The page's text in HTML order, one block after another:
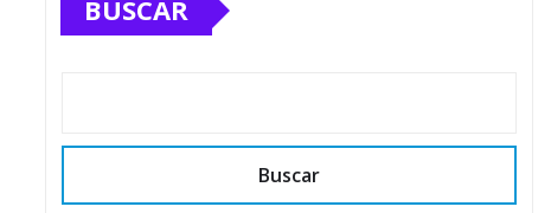
BUSCAR
Buscar